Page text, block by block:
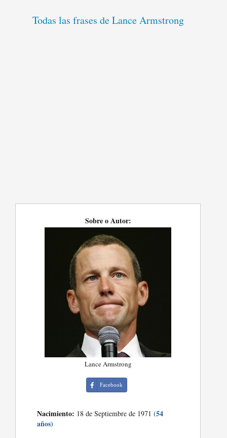
Todas las frases de Lance Armstrong
Sobre o Autor:
Lance Armstrong
Facebook
Nacimiento: 18 de Septiembre de 1971(54
años)